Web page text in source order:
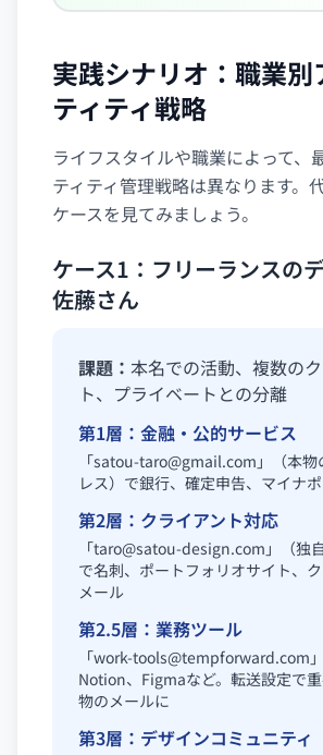
実践シナリオ：職業別
ティティ戦略
ライフスタイルや職業によって、
ティティ管理戦略は異なります。
ケースを見てみましょう。
ケース1：フリーランスの
佐藤さん
課題： 本名での活動、複数の
ト、プライベートとの分離
第1層：金融・公的サービス
「satou-taro@gmail.com 」（本
レス）で銀行、確定申告、マイナ
第2層：クライアント対応
「taro@satou-design.com 」（独
で名刺、ポートフォリオサイト、
メール
第2.5層：業務ツール
「work-tools@tempforward.com
Notion、Figmaなど。転送設定で
物のメールに
第3層：デザインコミュニティ